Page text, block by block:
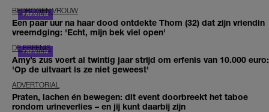
BEDROGEN VROUW
Een paar uur na haar dood ontdekte Thom (32) dat zijn vriendin
vreemdging: 'Echt, mijn bek viel open'
DE ERFENIS
Amy’s zus voert al twintig jaar strijd om erfenis van 10.000 euro:
'Op de uitvaart is ze niet geweest'
ADVERTORIAL
Praten, lachen én bewegen: dit event doorbreekt het taboe
rondom urineverlies – en jij kunt daarbij zijn